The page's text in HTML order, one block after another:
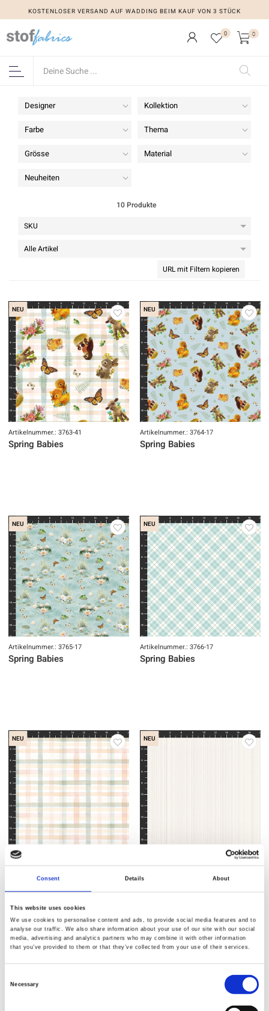
Consent Details About
This website uses cookies
We use cookies to personalise content and ads, to provide social media features and to
analyse our traffic. We also share information about your use of our site with our social
media, advertising and analytics partners who may combine it with other information
that you’ve provided to them or that they’ve collected from your use of their services.
Necessary
KOSTENLOSER VERSAND AUF WADDING BEIM KAUF VON 3 STÜCK
0 0
Designer Kollektion
Farbe Thema
Grösse Material
Neuheiten
10 Produkte
URL mit Filtern kopieren
NEU
Artikelnummer.: 3763-41
Spring Babies
NEU
Artikelnummer.: 3764-17
Spring Babies
NEU
Artikelnummer.: 3765-17
Spring Babies
NEU
Artikelnummer.: 3766-17
Spring Babies
NEU
Artikelnummer.: 3767-41
Spring Babies
NEU
Spring Babies